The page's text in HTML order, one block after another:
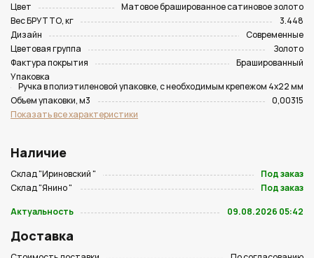
Цвет
Матовое брашированное сатиновое золото
Вес БРУТТО, кг
3.448
Дизайн
Современные
Цветовая группа
Золото
Фактура покрытия
Брашированный
Упаковка
Ручка в полиэтиленовой упаковке, с необходимым крепежом 4х22 мм
Объем упаковки, м3
0,00315
Показать все характеристики
Наличие
Склад "Ириновский "
Под заказ
Склад "Янино "
Под заказ
Актуальность
09.08.2026 05:42
Доставка